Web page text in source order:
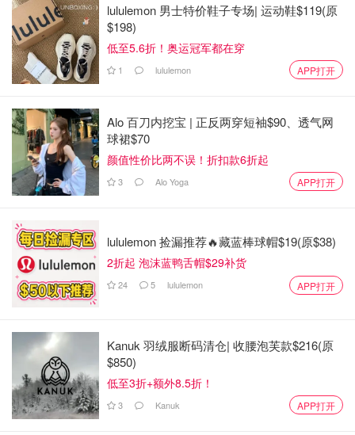
的疾病。
加拿大首席公共卫生官员Theresa Tam博士说，新的变体是
Omicron和BA.2变体的遗传物质的组合，在国内传播并不奇
怪。
她说："我们确实预计会发生这种情况，因为这种病毒在全
世界有很多传播，"她说。"我们正在非常仔细地观察这个问
题。"
世界卫生组织（WHO）警告说，关于XE的早期发现需要进
XE Covid是什么？科学家正密切监测
由两种Omicron毒株变异而来的新型毒
株
来源citynews
lululemon 男士特价鞋子专场| 运动鞋$119(原
$198)
低至5.6折！奥运冠军都在穿
1 lululemon APP打开
Alo 百刀内挖宝 | 正反两穿短袖$90、透气网
球裙$70
颜值性价比两不误！折扣款6折起
3 Alo Yoga APP打开
lululemon 捡漏推荐🔥藏蓝棒球帽$19(原$38)
2折起 泡沫蓝鸭舌帽$29补货
24 5 lululemon APP打开
Kanuk 羽绒服断码清仓| 收腰泡芙款$216(原
$850)
低至3折+额外8.5折！
3 Kanuk APP打开